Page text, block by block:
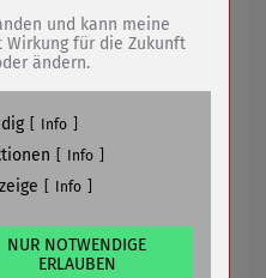
Website (Wenko-
& Co. KG)
/ SPAM
Entscheidungscookie
Website (Wenko-
& Co. KG)
Einstellungen der Besucher
und kann meine
für die Zukunft
ändern.
Info
Info
Info
NUR NOTWENDIGE
ERLAUBEN